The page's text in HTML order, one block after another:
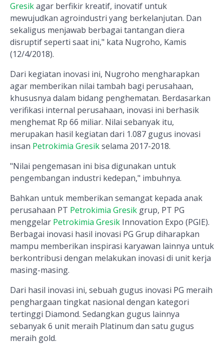
Gresikagar berfikir kreatif, inovatif untuk
mewujudkan agroindustri yang berkelanjutan. Dan
sekaligus menjawab berbagai tantangan diera
disruptif seperti saat ini," kata Nugroho, Kamis
(12/4/2018).
Dari kegiatan inovasi ini, Nugroho mengharapkan
agar memberikan nilai tambah bagi perusahaan,
khususnya dalam bidang penghematan. Berdasarkan
verifikasi internal perusahaan, inovasi ini berhasik
menghemat Rp 66 miliar. Nilai sebanyak itu,
merupakan hasil kegiatan dari 1.087 gugus inovasi
insan Petrokimia Gresikselama 2017-2018.
"Nilai pengemasan ini bisa digunakan untuk
pengembangan industri kedepan," imbuhnya.
Bahkan untuk memberikan semangat kepada anak
perusahaan PT Petrokimia Gresik grup, PT PG
menggelar Petrokimia Gresik Innovation Expo (PGIE).
Berbagai inovasi hasil inovasi PG Grup diharapkan
mampu memberikan inspirasi karyawan lainnya untuk
berkontribusi dengan melakukan inovasi di unit kerja
masing-masing.
Dari hasil inovasi ini, sebuah gugus inovasi PG meraih
penghargaan tingkat nasional dengan kategori
tertinggi Diamond. Sedangkan gugus lainnya
sebanyak 6 unit meraih Platinum dan satu gugus
meraih gold.